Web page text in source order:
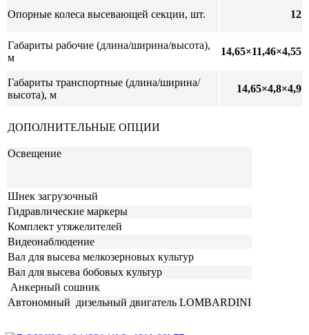
Опорные колеса высевающей секции, шт. 12
Габариты рабочие (длина/ширина/высота),
м
14,65×11,46×4,55
Габариты транспортные (длина/ширина/
высота), м
14,65×4,8×4,9
ДОПОЛНИТЕЛЬНЫЕ ОПЦИИ
Освещение
Шнек загрузочный
Гидравлические маркеры
Комплект утяжелителей
Видеонаблюдение
Вал для высева мелкозерновых культур
Вал для высева бобовых культур
Анкерный сошник
Автономный дизельный двигатель LOMBARDINI